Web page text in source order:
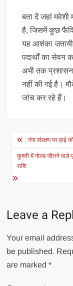
बता दें जहां मवेशी
है, जिसमें कुछ
यह आशंका जतायी
पदार्थों का सेवन
अभी तक
नहीं की गई है।
जांच कर रहे हैं।
Postगंगा संरक्षण पर हाई
कुश्ती में गोल्ड जीतने वाले
राशि
Leave a
Your email
be published.
are marked*